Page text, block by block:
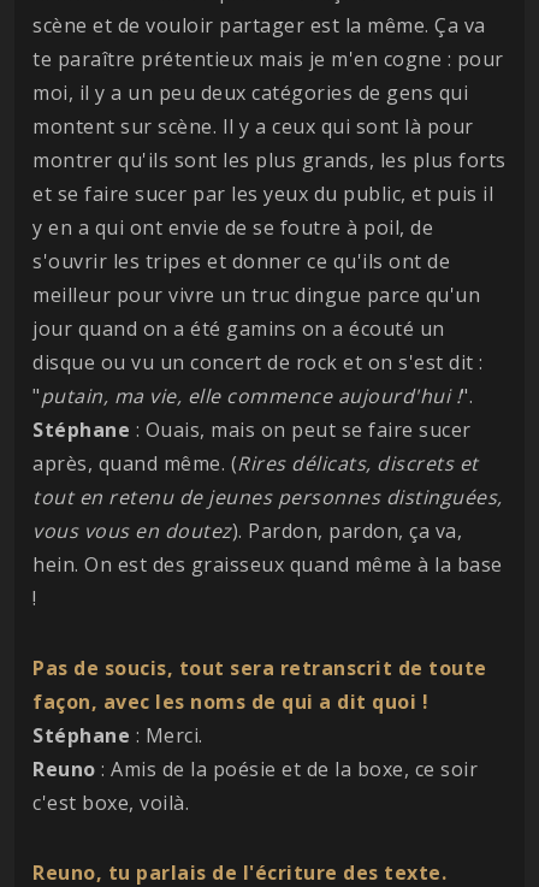
scène et de vouloir partager est la même. Ça va
te paraître prétentieux mais je m'en cogne : pour
moi, il y a un peu deux catégories de gens qui
montent sur scène. Il y a ceux qui sont là pour
montrer qu'ils sont les plus grands, les plus forts
et se faire sucer par les yeux du public, et puis il
y en a qui ont envie de se foutre à poil, de
s'ouvrir les tripes et donner ce qu'ils ont de
meilleur pour vivre un truc dingue parce qu'un
jour quand on a été gamins on a écouté un
disque ou vu un concert de rock et on s'est dit :
"putain, ma vie, elle commence aujourd'hui !".
Stéphane : Ouais, mais on peut se faire sucer
après, quand même. (Rires délicats, discrets et
tout en retenu de jeunes personnes distinguées,
vous vous en doutez). Pardon, pardon, ça va,
hein. On est des graisseux quand même à la base
!
Pas de soucis, tout sera retranscrit de toute
façon, avec les noms de qui a dit quoi !
Stéphane : Merci.
Reuno : Amis de la poésie et de la boxe, ce soir
c'est boxe, voilà.
Reuno, tu parlais de l'écriture des texte.